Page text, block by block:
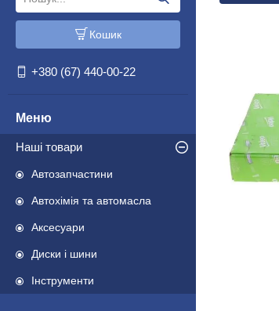
Кошик
+380 (67) 440-00-22
Наші товари
Автозапчастини
Автохімія та автомасла
Аксесуари
Диски і шини
Інструменти